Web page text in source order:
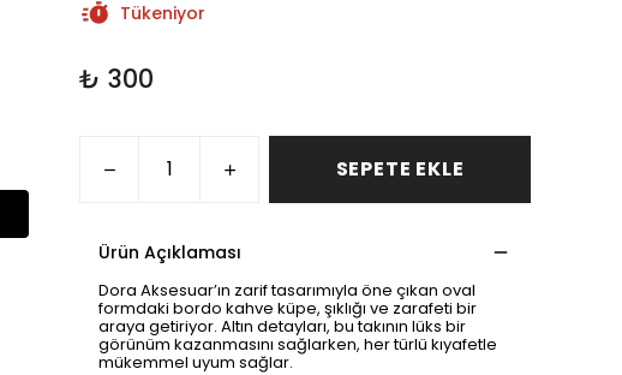
Tükeniyor
₺ 300
SEPETE EKLE
Ürün Açıklaması
Dora Aksesuar’ın zarif tasarımıyla öne çıkan oval
formdaki bordo kahve küpe, şıklığı ve zarafeti bir
araya getiriyor. Altın detayları, bu takının lüks bir
görünüm kazanmasını sağlarken, her türlü kıyafetle
mükemmel uyum sağlar.